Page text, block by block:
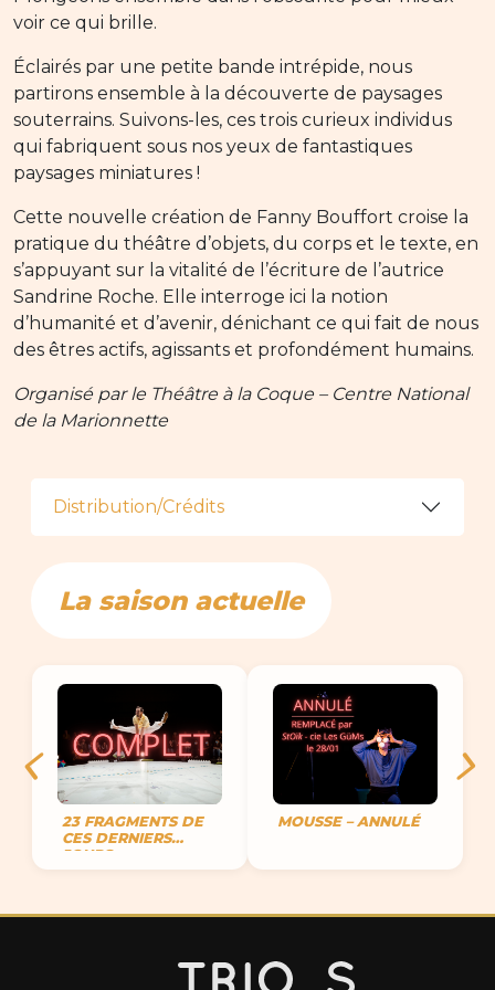
voir ce qui brille.
Éclairés par une petite bande intrépide, nous
partirons ensemble à la découverte de paysages
souterrains. Suivons-les, ces trois curieux individus
qui fabriquent sous nos yeux de fantastiques
paysages miniatures !
Cette nouvelle création de Fanny Bouffort croise la
pratique du théâtre d’objets, du corps et le texte, en
s’appuyant sur la vitalité de l’écriture de l’autrice
Sandrine Roche. Elle interroge ici la notion
d’humanité et d’avenir, dénichant ce qui fait de nous
des êtres actifs, agissants et profondément humains.
Organisé par le Théâtre à la Coque – Centre National
de la Marionnette
Distribution/Crédits
La saison actuelle
23 FRAGMENTS DE
CES DERNIERS
JOURS
MOUSSE – ANNULÉ